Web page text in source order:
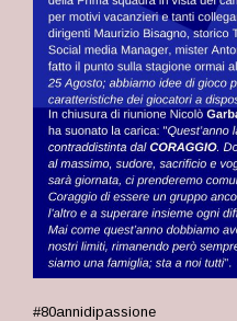
#80annidipassione